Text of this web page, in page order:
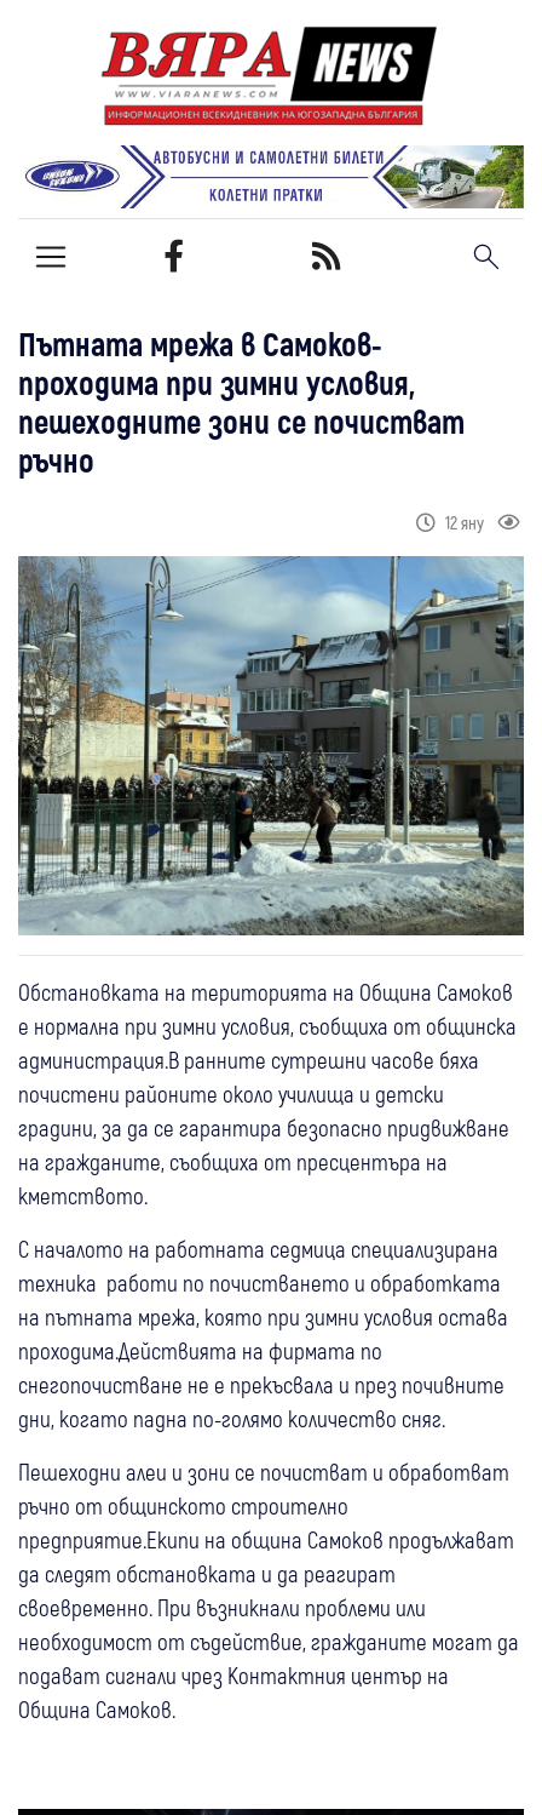
Пътната мрежа в Самоков-
проходима при зимни условия,
пешеходните зони се почистват
ръчно
12 яну
Обстановката на територията на Община Самоков
е нормална при зимни условия, съобщиха от общинска
администрация.В ранните сутрешни часове бяха
почистени районите около училища и детски
градини, за да се гарантира безопасно придвижване
на гражданите, съобщиха от пресцентъра на
кметството.
С началото на работната седмица специализирана
техника работи по почистването и обработката
на пътната мрежа, която при зимни условия остава
проходима.Действията на фирмата по
снегопочистване не е прекъсвала и през почивните
дни, когато падна по-голямо количество сняг.
Пешеходни алеи и зони се почистват и обработват
ръчно от общинското строително
предприятие.Екипи на община Самоков продължават
да следят обстановката и да реагират
своевременно. При възникнали проблеми или
необходимост от съдействие, гражданите могат да
подават сигнали чрез Контактния център на
Община Самоков.